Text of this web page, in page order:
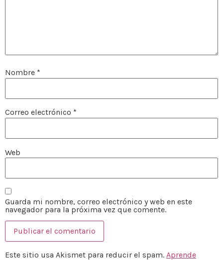
Nombre *
Correo electrónico *
Web
Guarda mi nombre, correo electrónico y web en este
navegador para la próxima vez que comente.
Este sitio usa Akismet para reducir el spam. Aprende